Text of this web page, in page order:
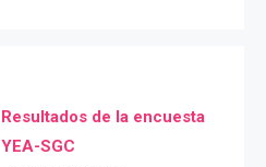
Resultados de la encuesta
YEA-SGC